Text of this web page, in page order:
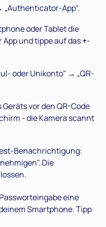
App".
oder Tablet die
und tippe auf das+-
oder Unikonto" → „QR-
vor den QR-Code
- die Kamera scannt
Benachrichtigung:
Die
eine
Smartphone. Tipp